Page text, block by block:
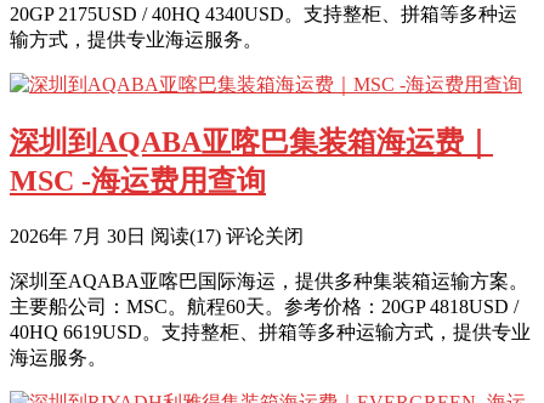
20GP 2175USD / 40HQ 4340USD。支持整柜、拼箱等多种运
输方式，提供专业海运服务。
深圳到AQABA亚喀巴集装箱海运费｜
MSC -海运费用查询
2026年 7月 30日 阅读(17) 评论关闭
深圳至AQABA亚喀巴国际海运，提供多种集装箱运输方案。
主要船公司：MSC。航程60天。参考价格：20GP 4818USD /
40HQ 6619USD。支持整柜、拼箱等多种运输方式，提供专业
海运服务。